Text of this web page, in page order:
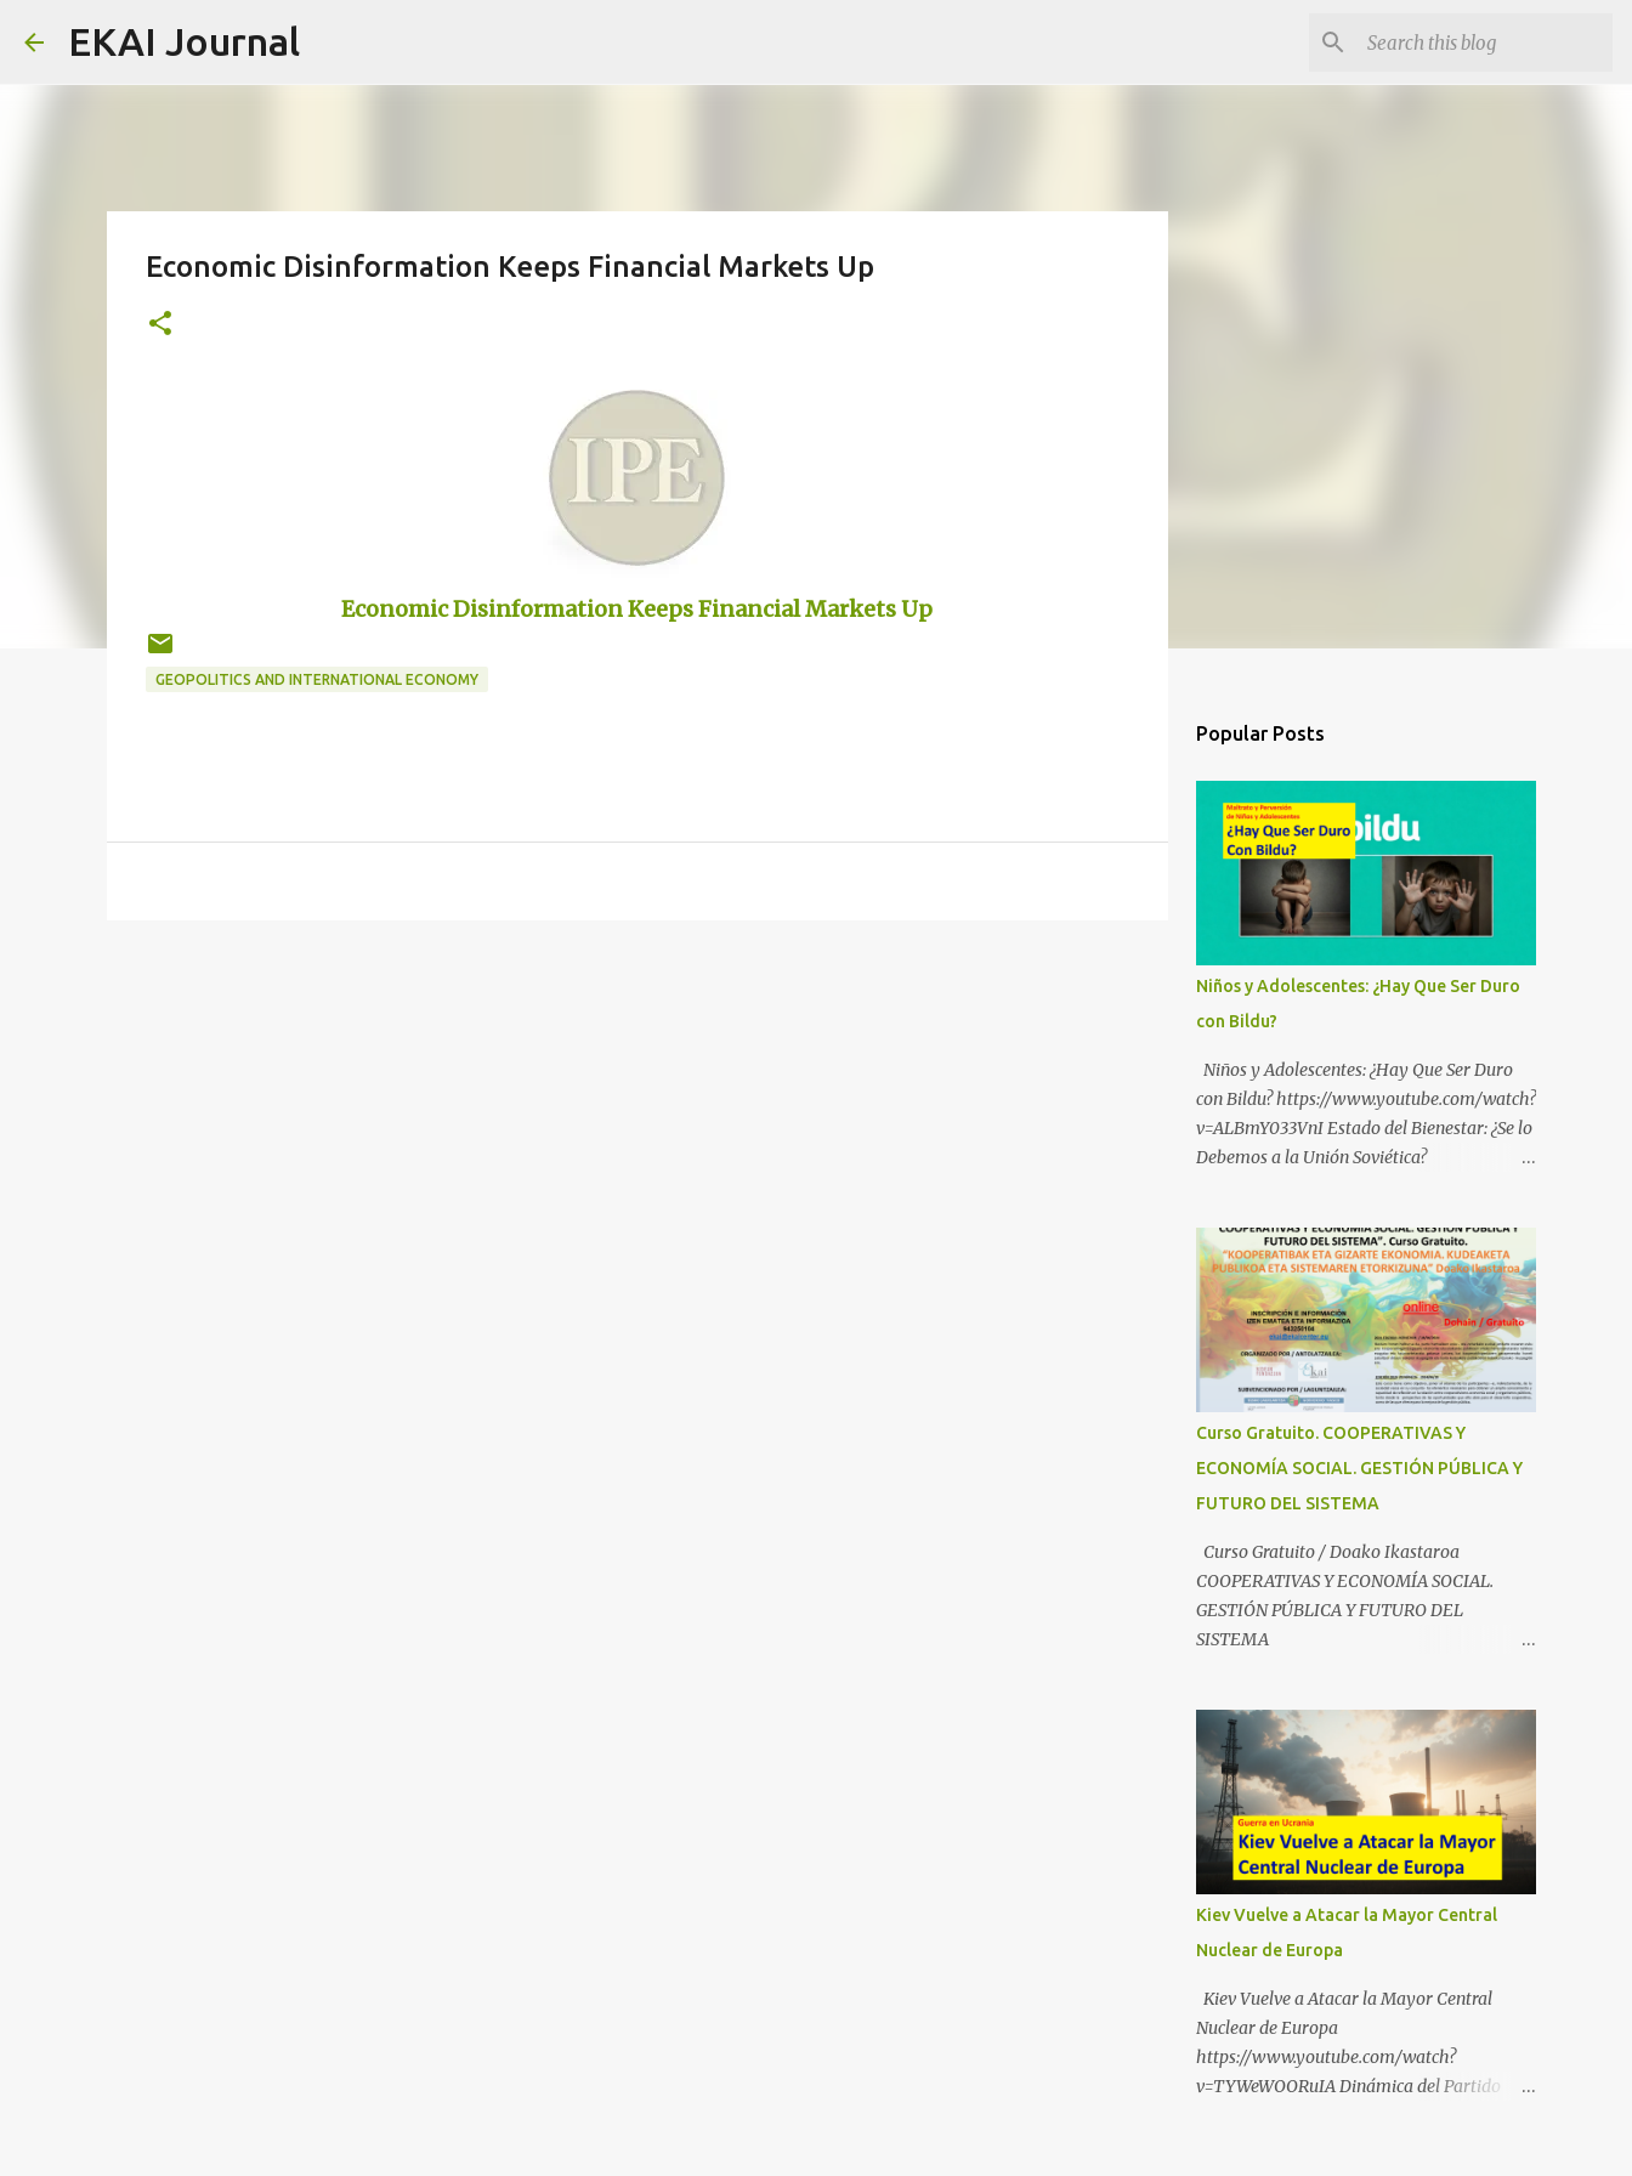
EKAI Journal
Economic Disinformation Keeps Financial Markets Up
Economic Disinformation Keeps Financial Markets Up
GEOPOLITICS AND INTERNATIONAL ECONOMY
Popular Posts
Niños y Adolescentes: ¿Hay Que Ser Duro
con Bildu?
Niños y Adolescentes: ¿Hay Que Ser Duro
con Bildu? https://www.youtube.com/watch?
v=ALBmY033VnI Estado del Bienestar: ¿Se lo
Debemos a la Unión Soviética?
Cooperativas
https://www.youtube.com/watch?v=ylup-
4KPu5w Capitalismo Inclusivo y Cuarta
Revolución Industrial
https://www.youtube.com/shorts/dGKjgqEv
RHk ¿Conoces los nuevos canales de
BABESTU? Si quieres hacer algo, o
adolescentes vascos frente a abusos y
manipulaciones: BABESTUren kanal berriak
nerabeak abusu eta manipulazioetatik
babesteko zerbait egin nahi baduzu, edo
ideiak partekatu nahi badituzu: Telegram :
https://t.me/babestu_proteger WhatsApp :
6k0LKZJWzQyoE1T SÍGUENOS EN
YOUTUBE:
https://www.youtube.com/@ekaicenter?
sub_confirmation=1
Curso Gratuito. COOPERATIVAS Y
ECONOMÍA SOCIAL. GESTIÓN PÚBLICA Y
FUTURO DEL SISTEMA
Curso Gratuito / Doako Ikastaroa
COOPERATIVAS Y ECONOMÍA SOCIAL.
GESTIÓN PÚBLICA Y FUTURO DEL
SISTEMA
usp=sharing
Kiev Vuelve a Atacar la Mayor Central
Nuclear de Europa
Kiev Vuelve a Atacar la Mayor Central
Nuclear de Europa
https://www.youtube.com/watch?
v=TYWeWOORuIA Dinámica del Partido